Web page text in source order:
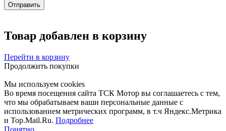
Товар добавлен в корзину
Перейти в корзину
Продолжить покупки
Мы используем cookies
Во время посещения сайта ТСК Мотор вы соглашаетесь с тем,
что мы обрабатываем ваши персональные данные с
использованием метрических программ, в т.ч Яндекс.Метрика
и Top.Mail.Ru. Подробнее
Понятно